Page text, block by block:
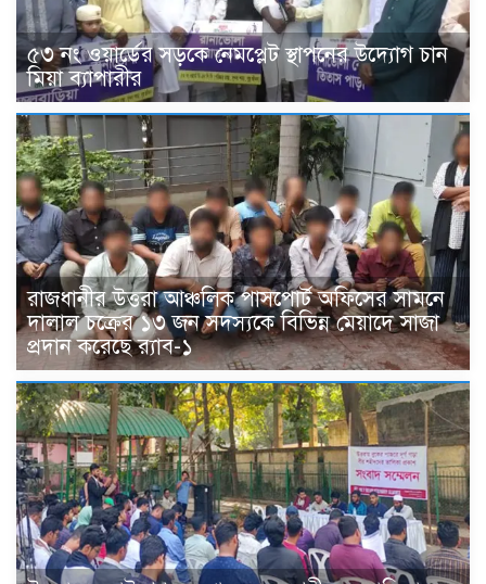
৫৩ নং ওয়ার্ডের সড়কে নেমপ্লেট স্থাপনের উদ্যোগ চান
মিয়া ব্যাপারীর
রাজধানীর উত্তরা আঞ্চলিক পাসপোর্ট অফিসের সামনে
দালাল চক্রের ১৩ জন সদস্যকে বিভিন্ন মেয়াদে সাজা
প্রদান করেছে র‌্যাব-১